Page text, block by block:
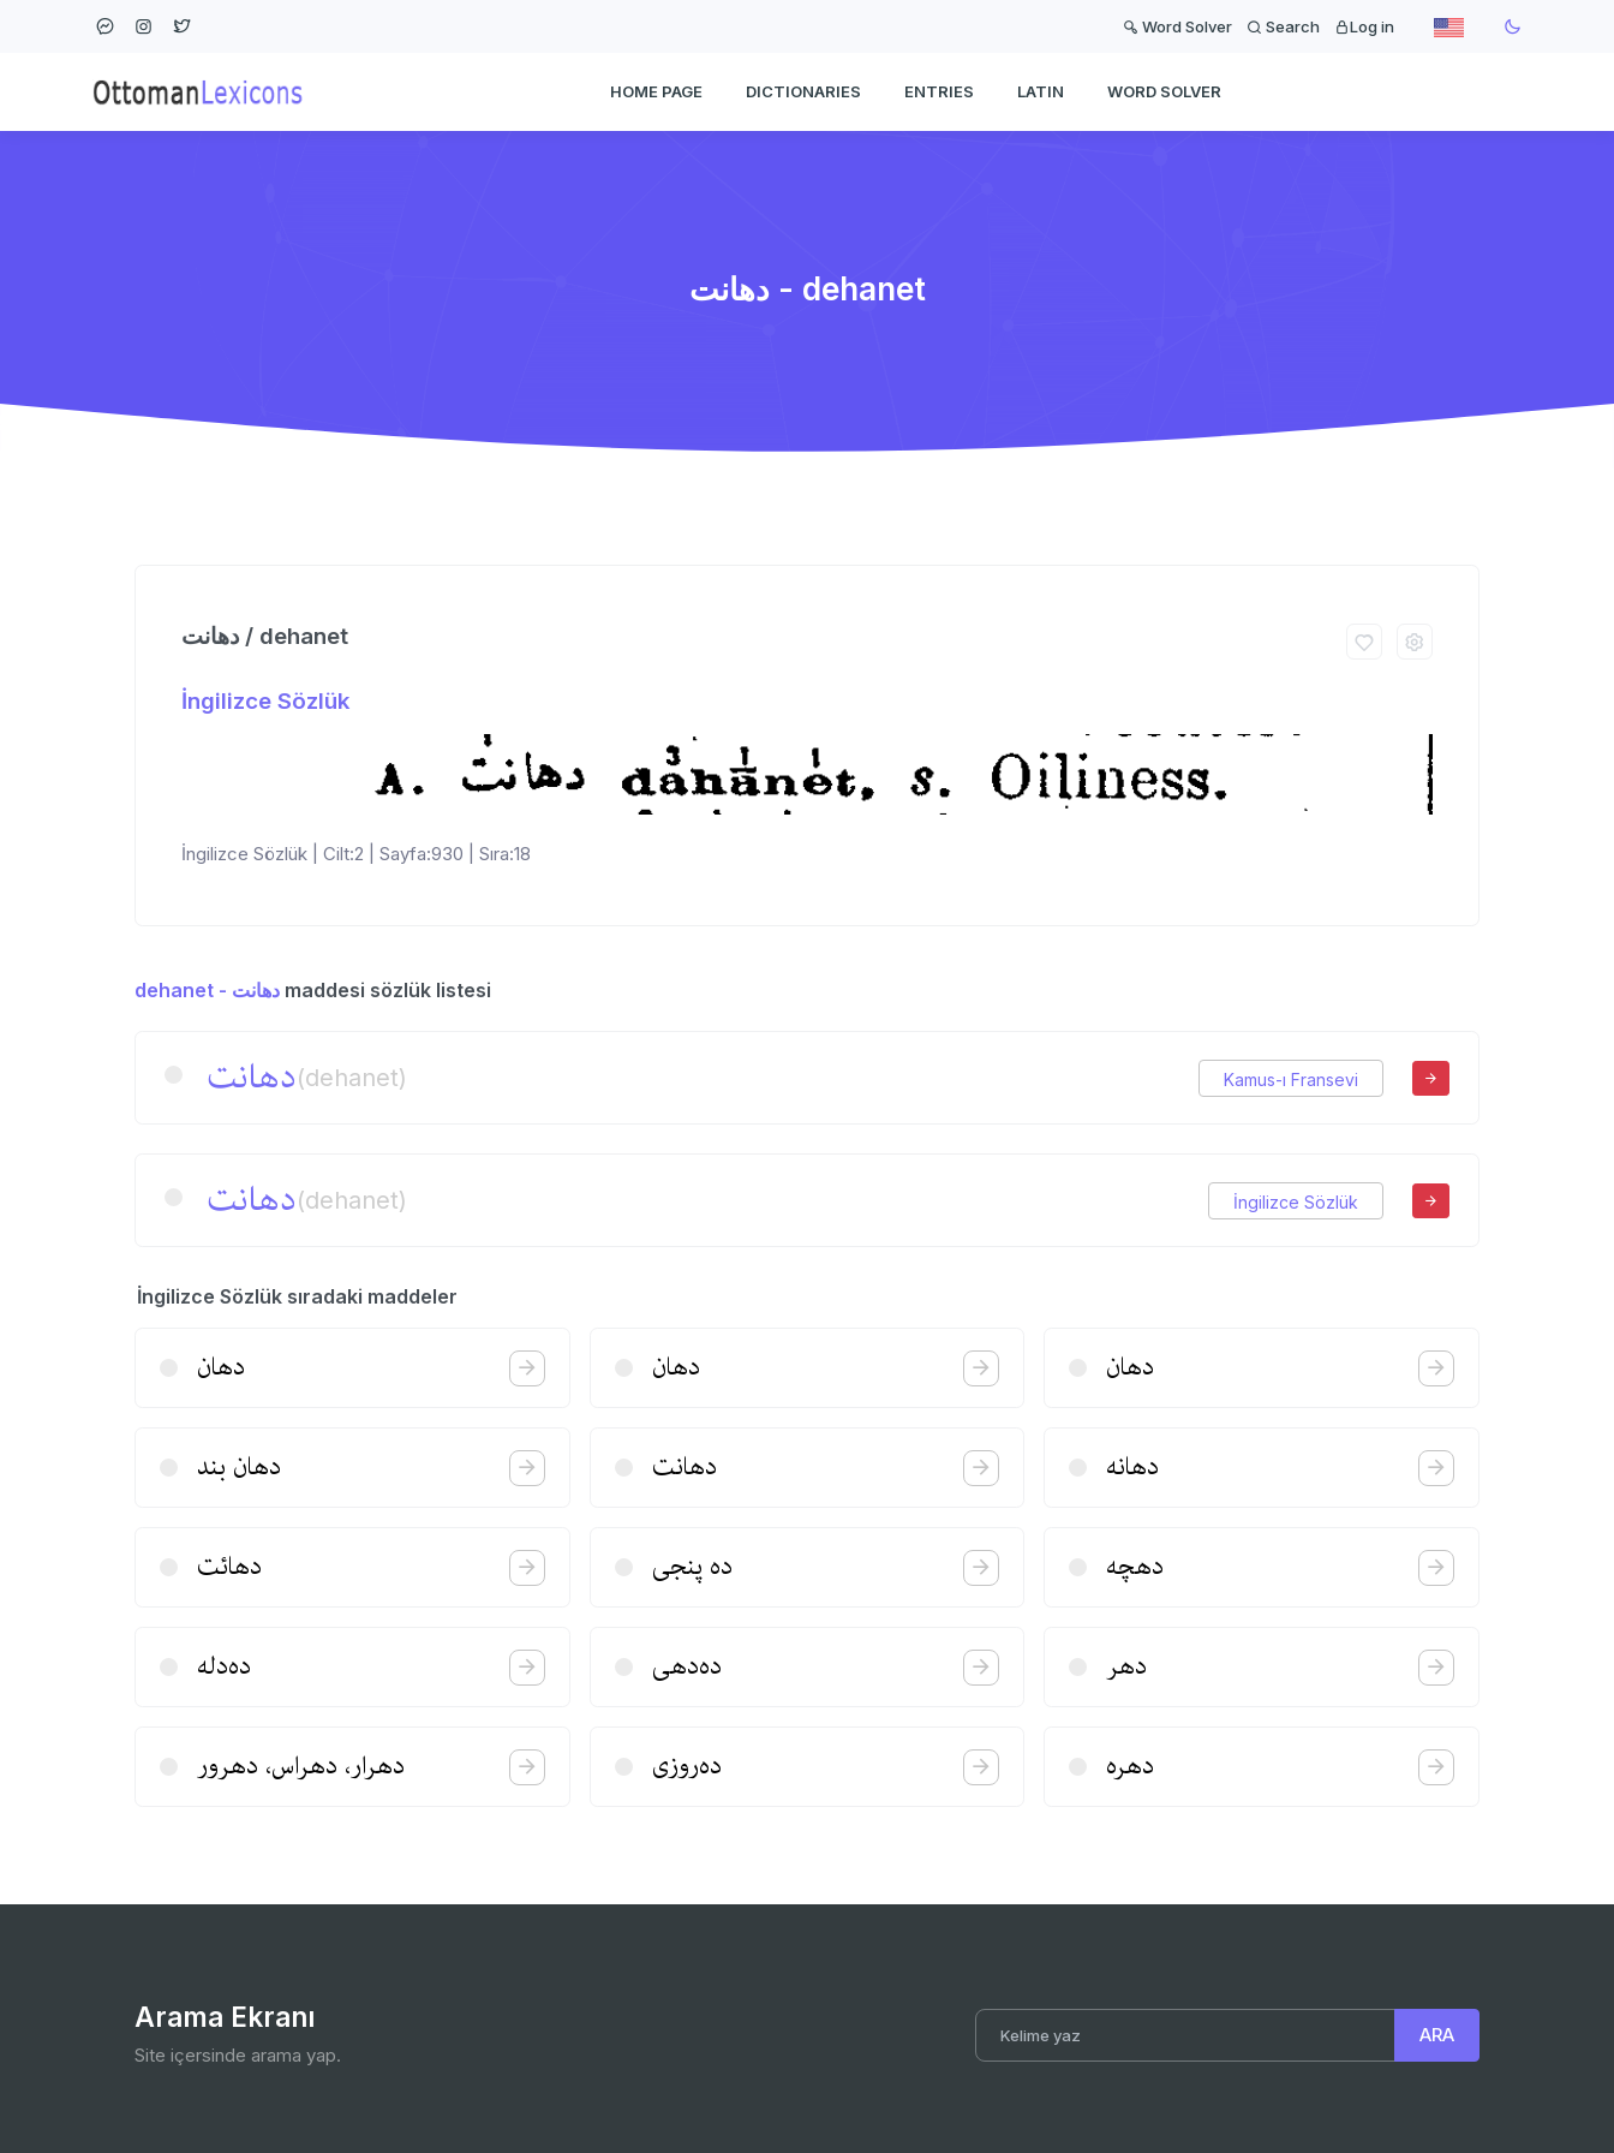
Word Solver Search Log in
HOME PAGE DICTIONARIES ENTRIES LATIN WORD SOLVER
دهانت - dehanet
دهانت / dehanet
İngilizce Sözlük
İngilizce Sözlük | Cilt:2 | Sayfa:930 | Sıra:18
dehanet - دهانت maddesi sözlük listesi
دهانت(dehanet) Kamus-ı Fransevi
دهانت(dehanet) İngilizce Sözlük
İngilizce Sözlük sıradaki maddeler
دهان دهان دهان
دهان بند دهانت دهانه
دهائت ده پنجی دهچه
ده‌دله ده‌دهی دهر
دهرار، دهراس، دهرور ده‌روزی دهره
Arama Ekranı
Site içersinde arama yap.